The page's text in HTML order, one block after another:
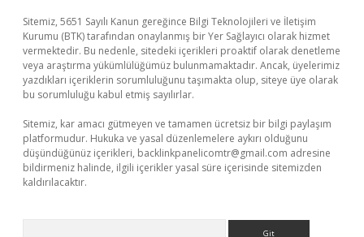
Sitemiz, 5651 Sayılı Kanun gereğince Bilgi Teknolojileri ve İletişim
Kurumu (BTK) tarafından onaylanmış bir Yer Sağlayıcı olarak hizmet
vermektedir. Bu nedenle, sitedeki içerikleri proaktif olarak denetleme
veya araştırma yükümlülüğümüz bulunmamaktadır. Ancak, üyelerimiz
yazdıkları içeriklerin sorumluluğunu taşımakta olup, siteye üye olarak
bu sorumluluğu kabul etmiş sayılırlar.
Sitemiz, kar amacı gütmeyen ve tamamen ücretsiz bir bilgi paylaşım
platformudur. Hukuka ve yasal düzenlemelere aykırı olduğunu
düşündüğünüz içerikleri, backlinkpanelicomtr@gmail.com adresine
bildirmeniz halinde, ilgili içerikler yasal süre içerisinde sitemizden
kaldırılacaktır.